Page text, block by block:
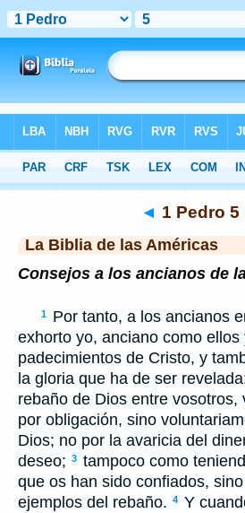
>LBLA > 1 Pedro 5
◄ 1 Pedro 5
La Biblia de las Américas
Consejos a los ancianos de
1
Por tanto, a los ancianos
exhorto yo, anciano como
padecimientos de Cristo, y
la gloria que ha de ser
rebaño de Dios entre vosotros,
por obligación, sino
Dios; no por la avaricia del
deseo; 3 tampoco como
que os han sido confiados,
ejemplos del rebaño. 4 Y